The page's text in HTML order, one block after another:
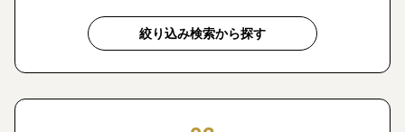
絞り込み検索から探す